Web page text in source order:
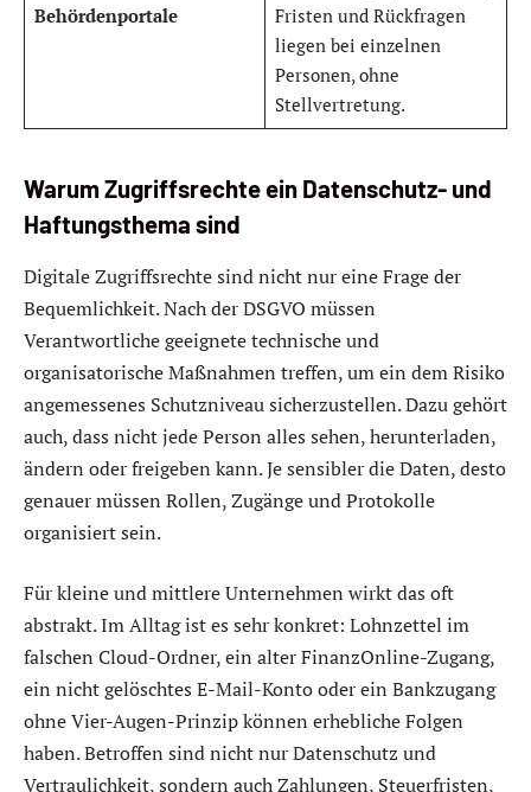
Behördenportale
Fristen und Rückfragen
liegen bei einzelnen
Personen, ohne
Stellvertretung.
Warum Zugriffsrechte ein Datenschutz- und
Haftungsthema sind
Digitale Zugriffsrechte sind nicht nur eine Frage der
Bequemlichkeit. Nach der DSGVO müssen
Verantwortliche geeignete technische und
organisatorische Maßnahmen treffen, um ein dem Risiko
angemessenes Schutzniveau sicherzustellen. Dazu gehört
auch, dass nicht jede Person alles sehen, herunterladen,
ändern oder freigeben kann. Je sensibler die Daten, desto
genauer müssen Rollen, Zugänge und Protokolle
organisiert sein.
Für kleine und mittlere Unternehmen wirkt das oft
abstrakt. Im Alltag ist es sehr konkret: Lohnzettel im
falschen Cloud-Ordner, ein alter FinanzOnline-Zugang,
ein nicht gelöschtes E-Mail-Konto oder ein Bankzugang
ohne Vier-Augen-Prinzip können erhebliche Folgen
haben. Betroffen sind nicht nur Datenschutz und
Vertraulichkeit, sondern auch Zahlungen, Steuerfristen,